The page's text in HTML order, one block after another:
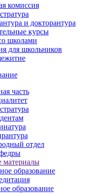
комиссия
и докторантура
курсы
школами
для школьников
часть
отдел
материалы
образование
образование